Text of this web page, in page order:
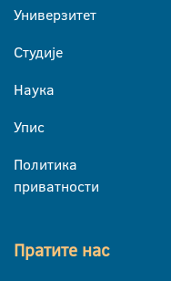
Универзитет
Студије
Наука
Упис
Политика
приватности
Пратите нас